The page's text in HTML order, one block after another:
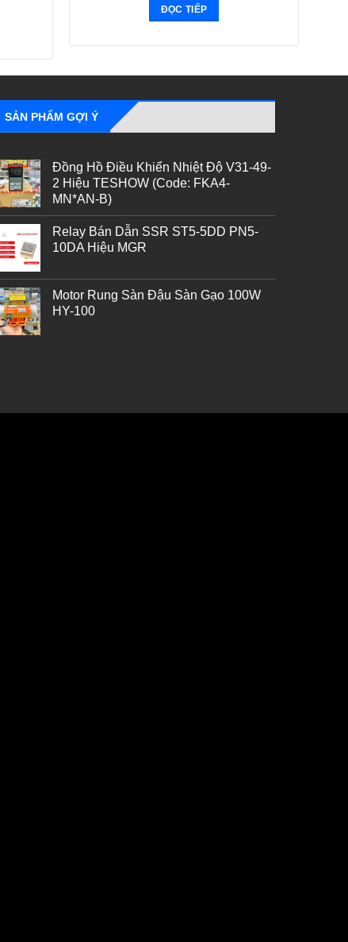
ĐỌC TIẾP
SẢN PHẨM GỢI Ý
Đồng Hồ Điều Khiển Nhiệt Độ V31-49-
2 Hiệu TESHOW (Code: FKA4-
MN*AN-B)
Relay Bán Dẫn SSR ST5-5DD PN5-
10DA Hiệu MGR
Motor Rung Sàn Đậu Sàn Gạo 100W
HY-100